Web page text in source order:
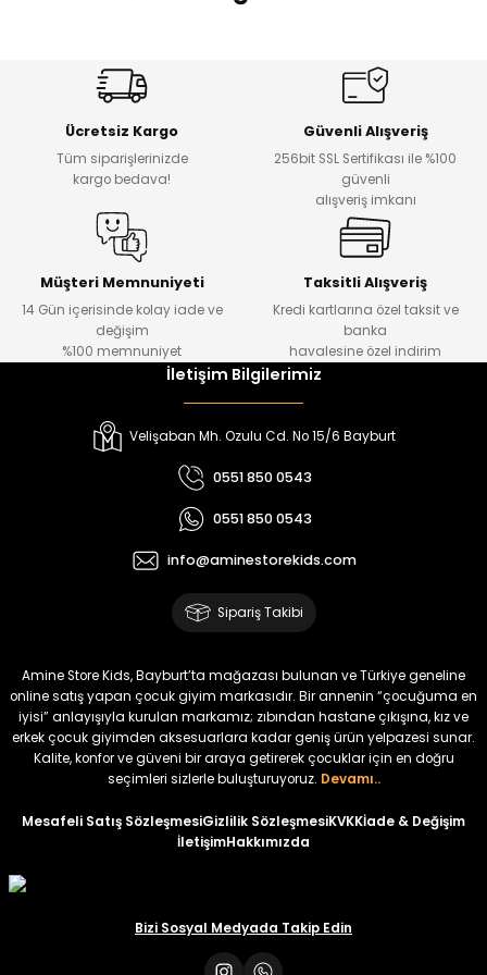
Dantelya Kız Çocuk Tişört
Puba Unisex Kot 3’lü Takım
Urban Kız Çocuk Süveterli Tunik Gömlek Navi Kız Çocuk Kot Pantolon
₺ 650
Melra Kız Çocuk Kot Pantolon
%15
Tivon Kız Çocuk 3’lü Takım
₺ 2.340
Koren Kız Çocuk ve Bebek Tayt
₺ 320
₺ 250
Yeni
Koren Kız Çocuk ve Bebek Tayt
₺ 320
₺ 250
%22
Koren Kız Çocuk ve Bebek Tayt
₺ 250
%22
Koren Kız Çocuk ve Bebek Tayt
₺ 320
Ücretsiz Kargo
Tüm siparişlerinizde
kargo bedava!
Güvenli Alışveriş
256bit SSL Sertifikası ile %100
güvenli
alışveriş imkanı
Müşteri Memnuniyeti
14 Gün içerisinde kolay iade ve
değişim
%100 memnuniyet
Taksitli Alışveriş
Kredi kartlarına özel taksit ve
banka
havalesine özel indirim
İletişim Bilgilerimiz
Velişaban Mh. Ozulu Cd. No 15/6 Bayburt
0551 850 0543
0551 850 0543
info@aminestorekids.com
Sipariş Takibi
Amine Store Kids, Bayburt’ta mağazası bulunan ve Türkiye geneline
online satış yapan çocuk giyim markasıdır. Bir annenin “çocuğuma en
iyisi” anlayışıyla kurulan markamız; zıbından hastane çıkışına, kız ve
erkek çocuk giyimden aksesuarlara kadar geniş ürün yelpazesi sunar.
Kalite, konfor ve güveni bir araya getirerek çocuklar için en doğru
seçimleri sizlerle buluşturuyoruz. Devamı..
Mesafeli Satış SözleşmesiGizlilik SözleşmesiKVKKİade & Değişim
İletişimHakkımızda
Bizi Sosyal Medyada Takip Edin